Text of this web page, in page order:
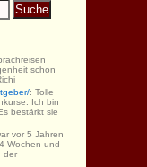
schon
: Tolle
Ich bin
bestärkt sie
vor 5 Jahren
Wochen und
der